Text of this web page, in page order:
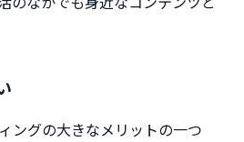
ングの大きなメリットの一つ